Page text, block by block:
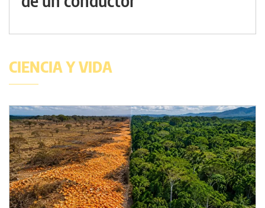
CIENCIA Y VIDA